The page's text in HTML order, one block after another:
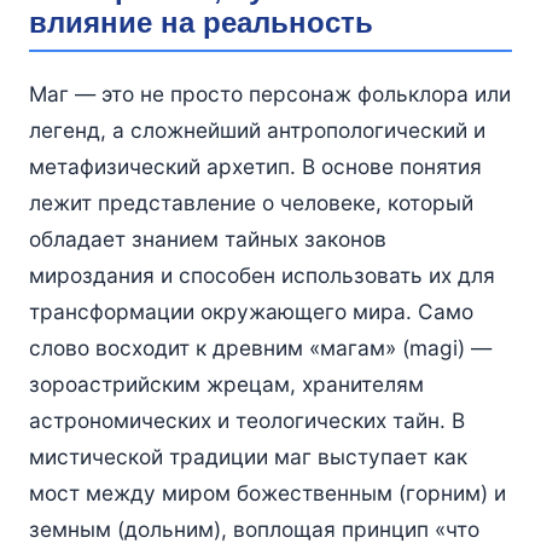
влияние на реальность
Маг — это не просто персонаж фольклора или
легенд, а сложнейший антропологический и
метафизический архетип. В основе понятия
лежит представление о человеке, который
обладает знанием тайных законов
мироздания и способен использовать их для
трансформации окружающего мира. Само
слово восходит к древним «магам» (magi) —
зороастрийским жрецам, хранителям
астрономических и теологических тайн. В
мистической традиции маг выступает как
мост между миром божественным (горним) и
земным (дольним), воплощая принцип «что